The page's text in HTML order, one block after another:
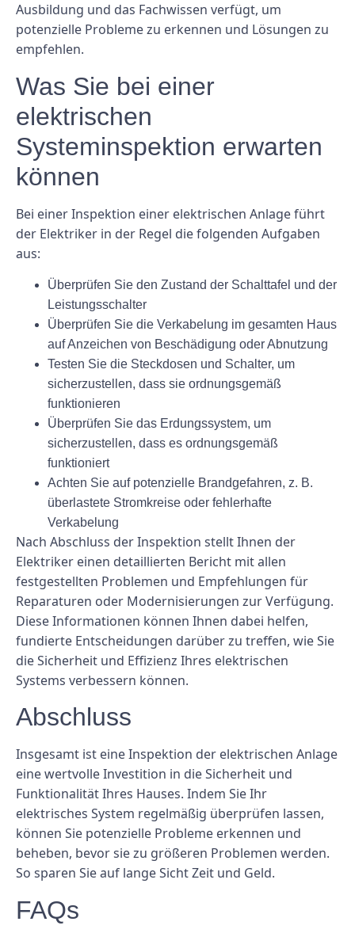
Ausbildung und das Fachwissen verfügt, um
potenzielle Probleme zu erkennen und Lösungen zu
empfehlen.
Was Sie bei einer
elektrischen
Systeminspektion erwarten
können
Bei einer Inspektion einer elektrischen Anlage führt
der Elektriker in der Regel die folgenden Aufgaben
aus:
Überprüfen Sie den Zustand der Schalttafel und der
Leistungsschalter
Überprüfen Sie die Verkabelung im gesamten Haus
auf Anzeichen von Beschädigung oder Abnutzung
Testen Sie die Steckdosen und Schalter, um
sicherzustellen, dass sie ordnungsgemäß
funktionieren
Überprüfen Sie das Erdungssystem, um
sicherzustellen, dass es ordnungsgemäß
funktioniert
Achten Sie auf potenzielle Brandgefahren, z. B.
überlastete Stromkreise oder fehlerhafte
Verkabelung
Nach Abschluss der Inspektion stellt Ihnen der
Elektriker einen detaillierten Bericht mit allen
festgestellten Problemen und Empfehlungen für
Reparaturen oder Modernisierungen zur Verfügung.
Diese Informationen können Ihnen dabei helfen,
fundierte Entscheidungen darüber zu treffen, wie Sie
die Sicherheit und Effizienz Ihres elektrischen
Systems verbessern können.
Abschluss
Insgesamt ist eine Inspektion der elektrischen Anlage
eine wertvolle Investition in die Sicherheit und
Funktionalität Ihres Hauses. Indem Sie Ihr
elektrisches System regelmäßig überprüfen lassen,
können Sie potenzielle Probleme erkennen und
beheben, bevor sie zu größeren Problemen werden.
So sparen Sie auf lange Sicht Zeit und Geld.
FAQs